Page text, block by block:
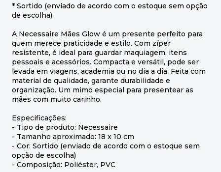
* Sortido (enviado de acordo com o estoque sem opção
de escolha)
A Necessaire Mães Glow é um presente perfeito para
quem merece praticidade e estilo. Com zíper
resistente, é ideal para guardar maquiagem, itens
pessoais e acessórios. Compacta e versátil, pode ser
levada em viagens, academia ou no dia a dia. Feita com
material de qualidade, garante durabilidade e
organização. Um mimo especial para presentear as
mães com muito carinho.
Especificações:
- Tipo de produto: Necessaire
- Tamanho aproximado: 18 x 10 cm
- Cor: Sortido (enviado de acordo com o estoque sem
opção de escolha)
- Composição: Poliéster, PVC